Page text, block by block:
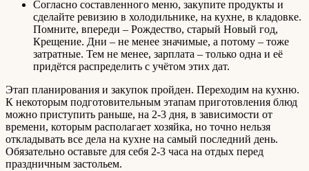
Согласно составленного меню, закупите продукты и
сделайте ревизию в холодильнике, на кухне, в кладовке.
Помните, впереди – Рождество, старый Новый год,
Крещение. Дни – не менее значимые, а потому – тоже
затратные. Тем не менее, зарплата – только одна и её
придётся распределить с учётом этих дат.
Этап планирования и закупок пройден. Переходим на кухню.
К некоторым подготовительным этапам приготовления блюд
можно приступить раньше, на 2-3 дня, в зависимости от
времени, которым располагает хозяйка, но точно нельзя
откладывать все дела на кухне на самый последний день.
Обязательно оставьте для себя 2-3 часа на отдых перед
праздничным застольем.